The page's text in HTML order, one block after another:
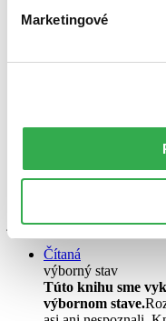
Marketingové
Neexistuje nič, čo by sa v
nápadom tých
je nabitá tipmi a
Čítaná
výborný stav
Túto knihu sme
výbornom stave.